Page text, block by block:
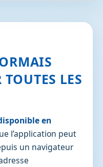
LES
en
l’application peut
un navigateur